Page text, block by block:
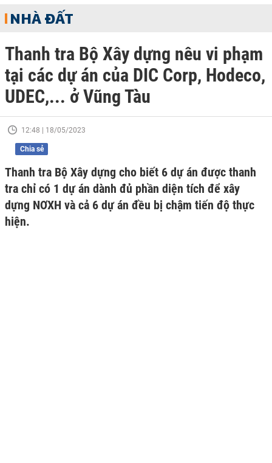
NHÀ ĐẤT
Thanh tra Bộ Xây dựng nêu vi phạm
tại các dự án của DIC Corp, Hodeco,
UDEC,... ở Vũng Tàu
12:48 | 18/05/2023
Chia sẻ
Thanh tra Bộ Xây dựng cho biết 6 dự án được thanh
tra chỉ có 1 dự án dành đủ phần diện tích để xây
dựng NƠXH và cả 6 dự án đều bị chậm tiến độ thực
hiện.